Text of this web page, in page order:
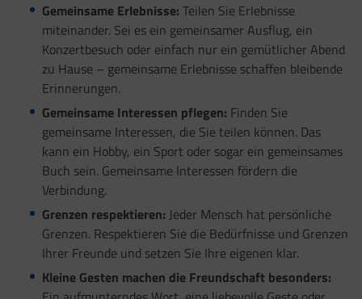
Gemeinsame Erlebnisse: Teilen Sie Erlebnisse
miteinander. Sei es ein gemeinsamer Ausflug, ein
Konzertbesuch oder einfach nur ein gemütlicher Abend
zu Hause – gemeinsame Erlebnisse schaffen bleibende
Erinnerungen.
Gemeinsame Interessen pflegen: Finden Sie
gemeinsame Interessen, die Sie teilen können. Das
kann ein Hobby, ein Sport oder sogar ein gemeinsames
Buch sein. Gemeinsame Interessen fördern die
Verbindung.
Grenzen respektieren: Jeder Mensch hat persönliche
Grenzen. Respektieren Sie die Bedürfnisse und Grenzen
Ihrer Freunde und setzen Sie Ihre eigenen klar.
Kleine Gesten machen die Freundschaft besonders: